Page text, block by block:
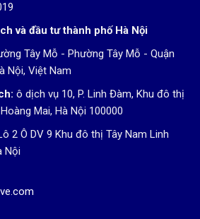
và đầu tư thành phố Hà Nội
Tây Mỗ - Phường Tây Mỗ - Quận
Nội, Việt Nam
ô dịch vụ 10, P. Linh Đàm, Khu đô thị
Mai, Hà Nội 100000
2 Ô DV 9 Khu đô thị Tây Nam Linh
Nội